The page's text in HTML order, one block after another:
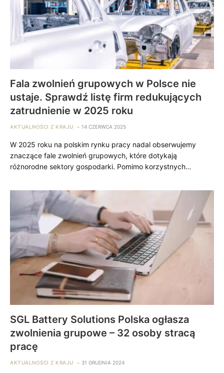
Fala zwolnień grupowych w Polsce nie
ustaje. Sprawdź listę firm redukujących
zatrudnienie w 2025 roku
AKTUALNOŚCI Z KRAJU 14 CZERWCA 2025
W 2025 roku na polskim rynku pracy nadal obserwujemy
znaczące fale zwolnień grupowych, które dotykają
różnorodne sektory gospodarki. Pomimo korzystnych…
SGL Battery Solutions Polska ogłasza
zwolnienia grupowe – 32 osoby stracą
pracę
AKTUALNOŚCI Z KRAJU 31 GRUDNIA 2024